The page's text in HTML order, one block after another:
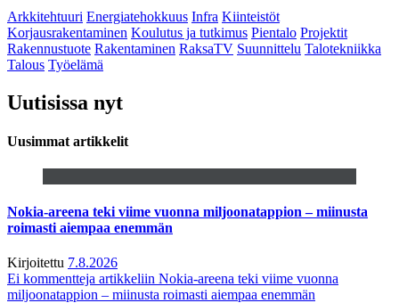
Arkkitehtuuri Energiatehokkuus Infra Kiinteistöt
Korjausrakentaminen Koulutus ja tutkimus Pientalo Projektit
Rakennustuote Rakentaminen RaksaTV Suunnittelu Talotekniikka
Talous Työelämä
Uutisissa nyt
Uusimmat artikkelit
Nokia-areena teki viime vuonna miljoonatappion – miinusta
roimasti aiempaa enemmän
Kirjoitettu 7.8.2026
Ei kommentteja artikkeliin Nokia-areena teki viime vuonna
miljoonatappion – miinusta roimasti aiempaa enemmän